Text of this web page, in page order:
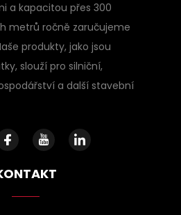
a kapacitou přes 300
metrů ročně zaručujeme
produkty, jako jsou
slouží pro silniční,
a další stavební